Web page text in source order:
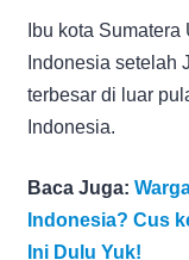
Ibu kota
Indonesia setelah
terbesar di luar
Indonesia.
Baca Juga:
Indonesia? Cus
Ini Dulu Yuk!